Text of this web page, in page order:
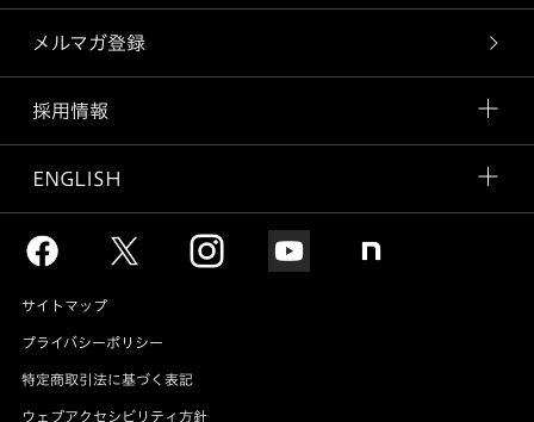
メルマガ登録
採用情報
ENGLISH
サイトマップ
プライバシーポリシー
特定商取引法に基づく表記
ウェブアクセシビリティ方針